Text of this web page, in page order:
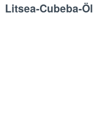
Litsea-Cubeba-Öl